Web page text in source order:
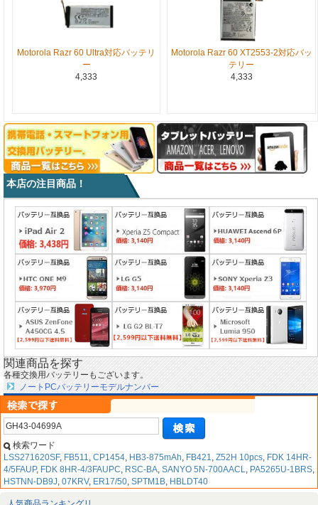
Motorola Razr 60 Ultra対応バッテリ
ー
4,333
Motorola Razr 60 XT2553-2対応バッ
テリー
4,333
本店の注目商品！
関連商品を探す
各種交換用バッテリーもございます。
ノートPCバッテリーモデルナンバー
検索ワード
LSS271620SF, FB511, CP1454, HB3-875mAh, FB421, Z52H 10pcs, FDK 14HR-
4/5FAUP, FDK 8HR-4/3FAUPC, RSC-BA, SANYO 5N-700AACL, PA5265U-1BRS,
HSTNN-DB9J, 07KRV, ER17/50, SPTM1B, HBLDT40